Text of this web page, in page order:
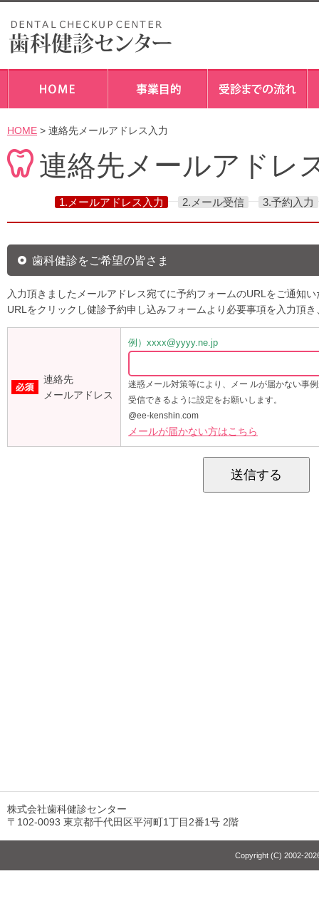
HOME > 連絡先メールアドレス入力
連絡先メールアドレ
1.メールアドレス入力 2.メール受信 3.予約入力
歯科健診をご希望の皆さま
入力頂きましたメールアドレス宛てに予約フォームのURLをご通知
URLをクリックし健診予約申し込みフォームより必要事項を入力頂
連絡先
メールアドレス
例）xxxx@yyyy.ne.jp
迷惑メール対策等により、メー ルが届かない事
受信できるように設定をお願いします。
@ee-kenshin.com
メールが届かない方はこちら
株式会社歯科健診センター
〒102-0093 東京都千代田区平河町1丁目2番1号 2階
Copyright (C) 2002-